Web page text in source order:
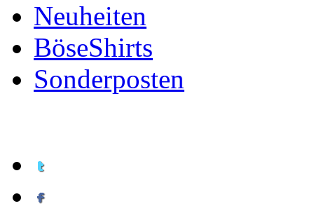
Neuheiten
BöseShirts
Sonderposten